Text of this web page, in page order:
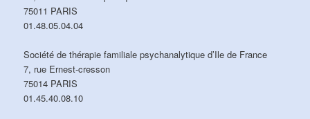
75011 PARIS
01.48.05.04.04
Société de thérapie familiale psychanalytique d’Ile de France
7, rue Ernest-cresson
75014 PARIS
01.45.40.08.10